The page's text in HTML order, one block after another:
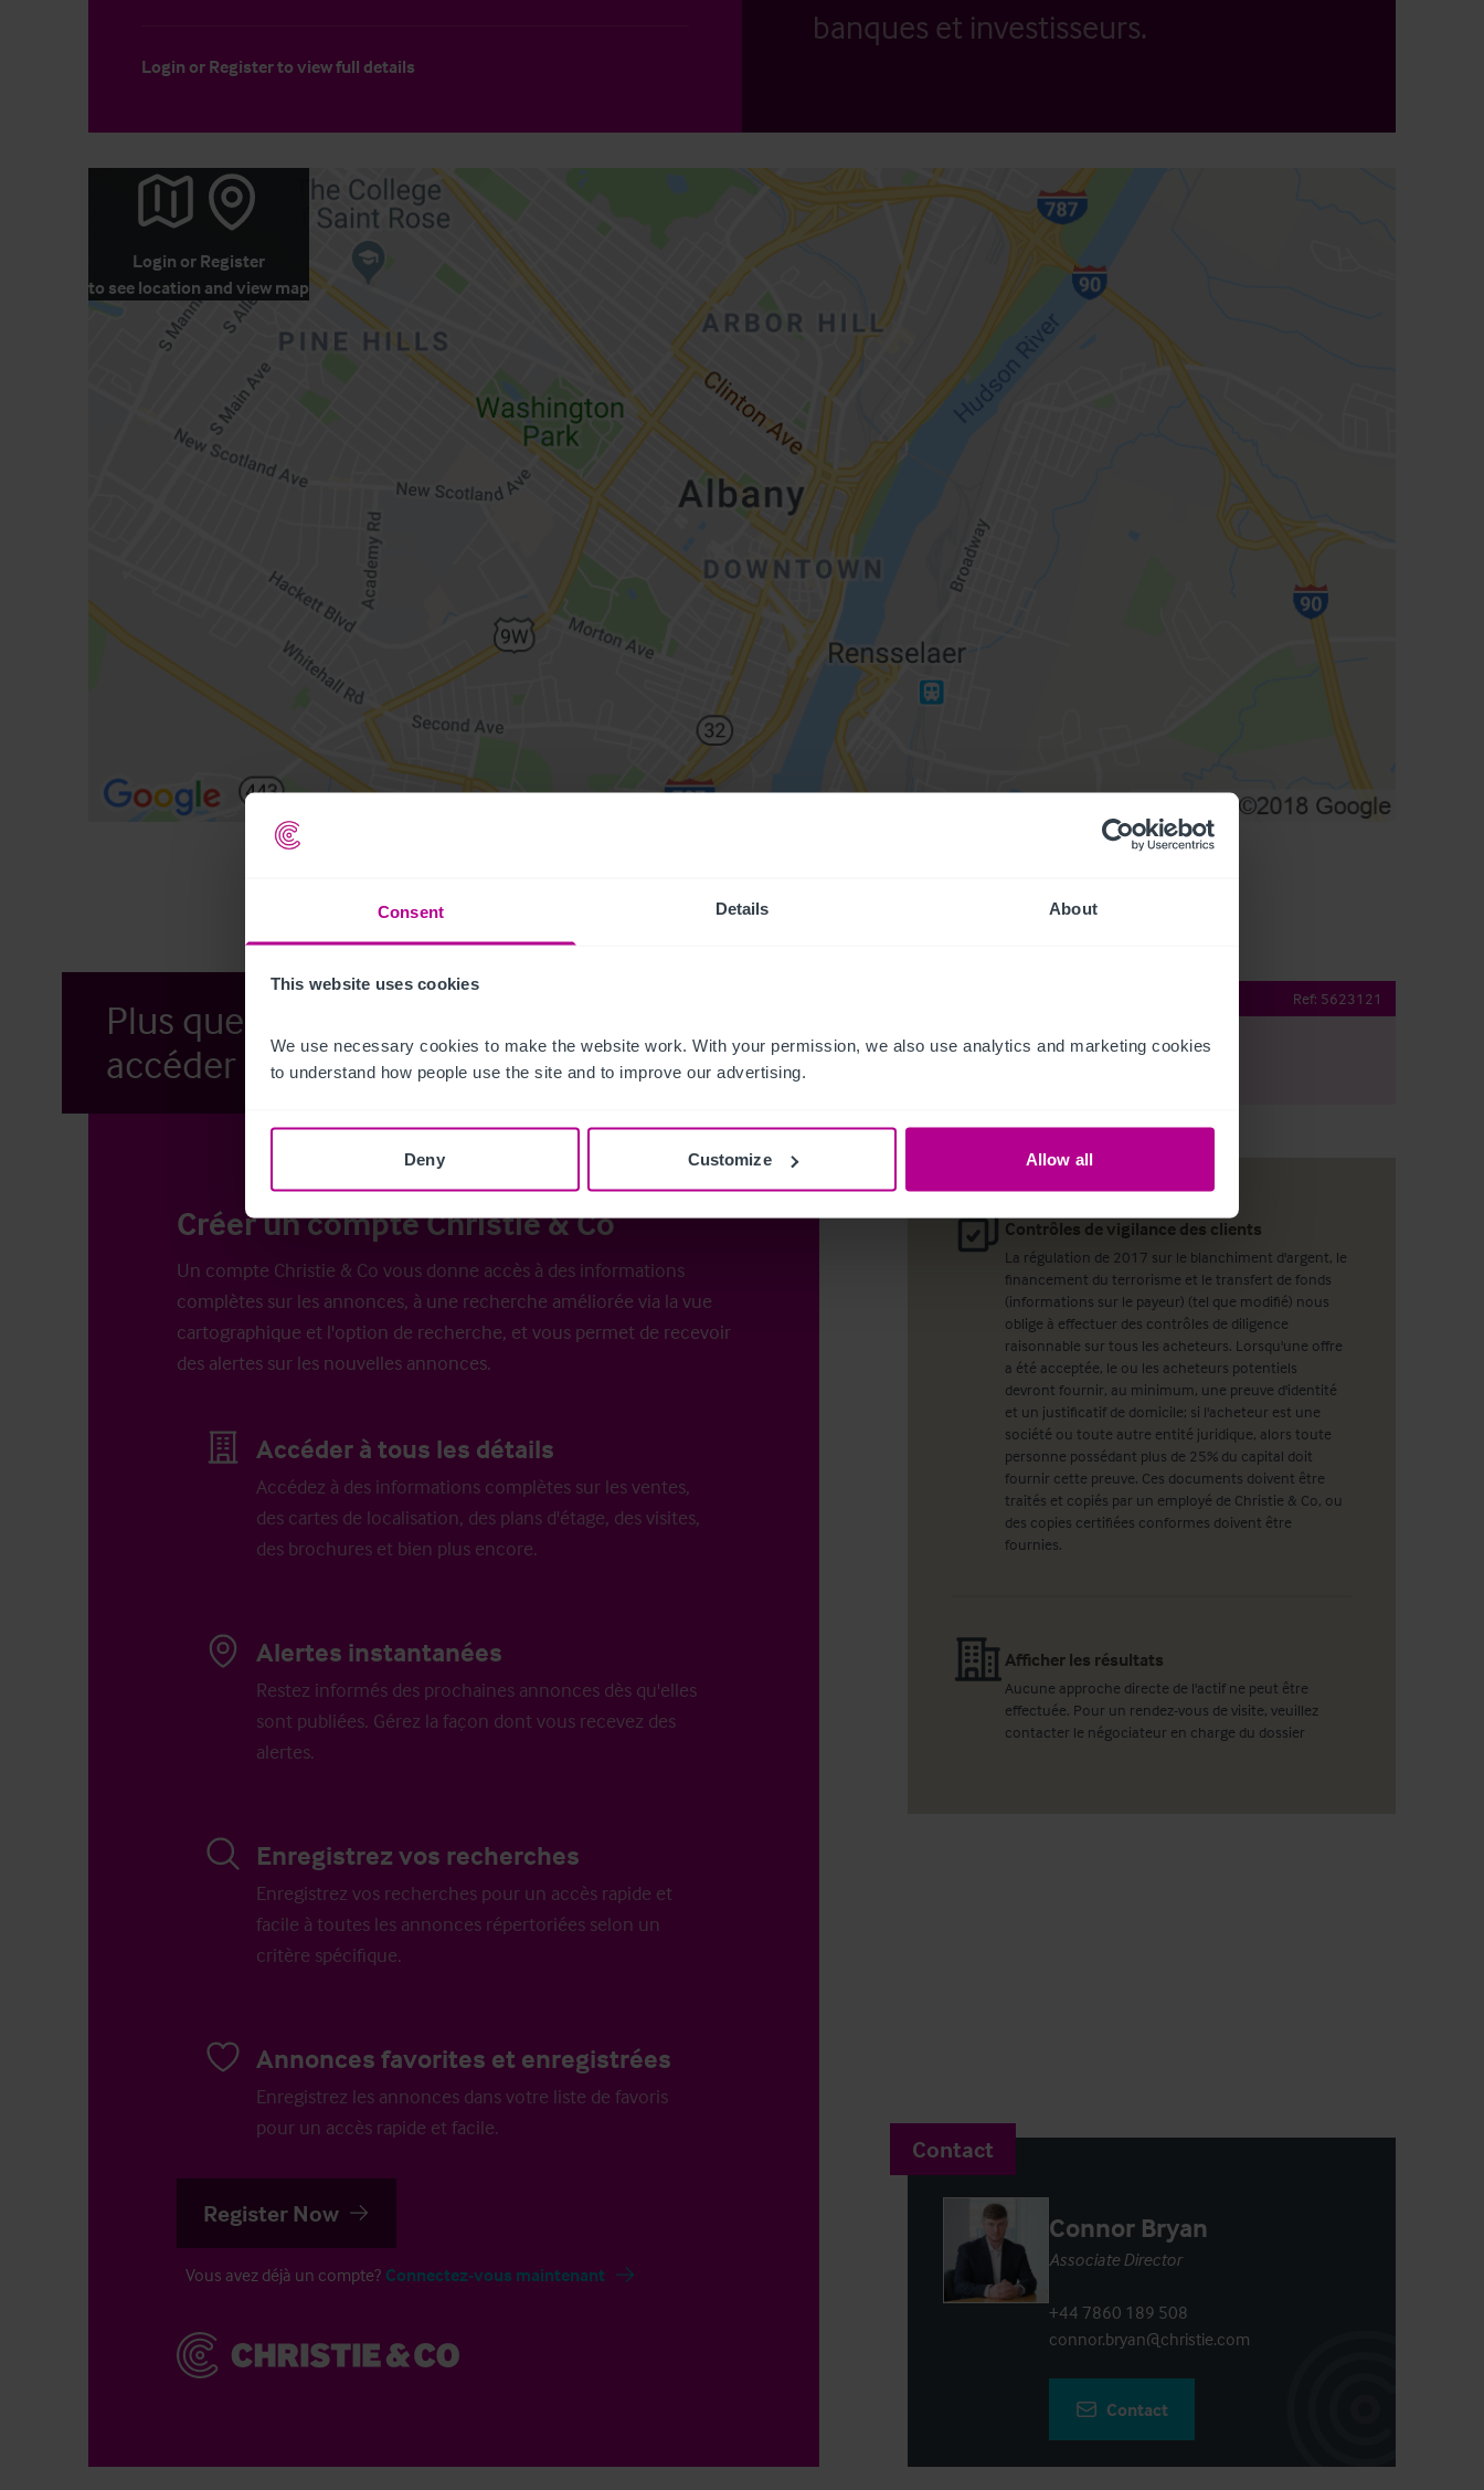
Consent Details About
This website uses cookies
We use necessary cookies to make the website work. With your permission, we also use analytics and marketing cookies
to understand how people use the site and to improve our advertising.
Deny Customize Allow all
Login or Registerto view full details
banques et investisseurs.
Login or Register
to see location and view map
Plus que quelques étapes pour
accéder à nos annonces..
Créer un compte Christie & Co
Un compte Christie & Co vous donne accès à des informations
complètes sur les annonces, à une recherche améliorée via la vue
cartographique et l'option de recherche, et vous permet de recevoir
des alertes sur les nouvelles annonces.
Accéder à tous les détails
Accédez à des informations complètes sur les ventes,
des cartes de localisation, des plans d'étage, des visites,
des brochures et bien plus encore.
Alertes instantanées
Restez informés des prochaines annonces dès qu'elles
sont publiées. Gérez la façon dont vous recevez des
alertes.
Enregistrez vos recherches
Enregistrez vos recherches pour un accès rapide et
facile à toutes les annonces répertoriées selon un
critère spécifique.
Annonces favorites et enregistrées
Enregistrez les annonces dans votre liste de favoris
pour un accès rapide et facile.
Register Now
Vous avez déjà un compte? Connectez-vous maintenant
Ref: 5623121
Contrôles de vigilance des clients
La régulation de 2017 sur le blanchiment d'argent, le
financement du terrorisme et le transfert de fonds
(informations sur le payeur) (tel que modifié) nous
oblige à effectuer des contrôles de diligence
raisonnable sur tous les acheteurs. Lorsqu'une offre
a été acceptée, le ou les acheteurs potentiels
devront fournir, au minimum, une preuve d'identité
et un justificatif de domicile; si l'acheteur est une
société ou toute autre entité juridique, alors toute
personne possédant plus de 25% du capital doit
fournir cette preuve. Ces documents doivent être
traités et copiés par un employé de Christie & Co, ou
des copies certifiées conformes doivent être
fournies.
Afficher les résultats
Aucune approche directe de l'actif ne peut être
effectuée. Pour un rendez-vous de visite, veuillez
contacter le négociateur en charge du dossier
Contact
Connor Bryan
Associate Director
+44 7860 189 508
connor.bryan@christie.com
Contact